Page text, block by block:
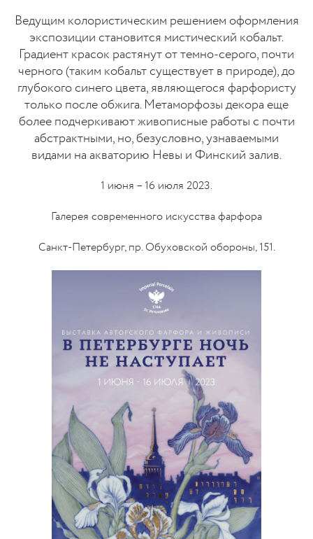
Ведущим колористическим решением оформления
экспозиции становится мистический кобальт.
Градиент красок растянут от темно-серого, почти
черного (таким кобальт существует в природе), до
глубокого синего цвета, являющегося фарфористу
только после обжига. Метаморфозы декора еще
более подчеркивают живописные работы с почти
абстрактными, но, безусловно, узнаваемыми
видами на акваторию Невы и Финский залив.
1 июня – 16 июля 2023.
Галерея современного искусства фарфора
Санкт-Петербург, пр. Обуховской обороны, 151.